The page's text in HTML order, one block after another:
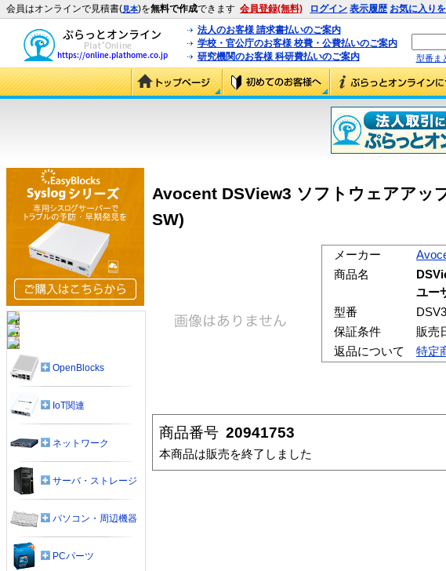
会員はオンラインで見積書(見本)を無料で作成できます 会員登録(無料) ログイン 表示履歴 お気に入り
法人のお客様 請求書払いのご案内
学校・官公庁のお客様 校費・公費払いのご案内
研究機関のお客様 科研費払いのご案内
型番ま
Avocent DSView3 ソフトウェアアッ
SW)
メーカー
商品名
ユー
型番
保証条件
販売
返品について
特定
商品番号 20941753
本商品は販売を終了しました
OpenBlocks
IoT関連
ネットワーク
サーバ・ストレージ
パソコン・周辺機器
PCパーツ